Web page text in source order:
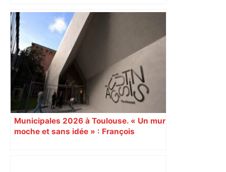
Bilan du marché du logement neuf :
une lueur d'espoir pour l'immobilier à
Toulouse ? – Actu.fr
Municipales 2026 à Toulouse. « Un mur
moche et sans idée » : François